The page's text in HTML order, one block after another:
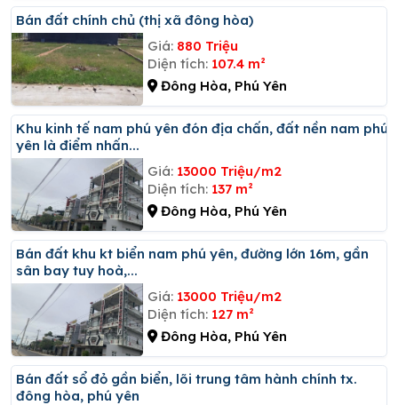
Bán đất chính chủ (thị xã đông hòa)
Giá: 880 Triệu
Diện tích: 107.4 m²
Đông Hòa, Phú Yên
Khu kinh tế nam phú yên đón địa chấn, đất nền nam phú
yên là điểm nhấn...
Giá: 13000 Triệu/m2
Diện tích: 137 m²
Đông Hòa, Phú Yên
Bán đất khu kt biển nam phú yên, đường lớn 16m, gần
sân bay tuy hoà,...
Giá: 13000 Triệu/m2
Diện tích: 127 m²
Đông Hòa, Phú Yên
Bán đất sổ đỏ gần biển, lõi trung tâm hành chính tx.
đông hòa, phú yên